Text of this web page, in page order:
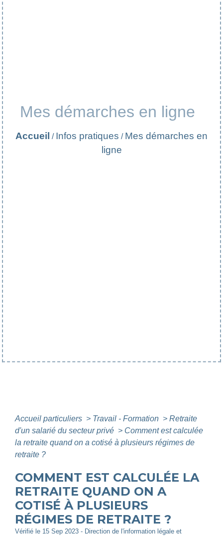
Mes démarches en ligne
Accueil / Infos pratiques / Mes démarches en
ligne
Accueil particuliers > Travail - Formation > Retraite
d'un salarié du secteur privé > Comment est calculée
la retraite quand on a cotisé à plusieurs régimes de
retraite ?
COMMENT EST CALCULÉE LA
RETRAITE QUAND ON A
COTISÉ À PLUSIEURS
RÉGIMES DE RETRAITE ?
Vérifié le 15 Sep 2023 - Direction de l'information légale et